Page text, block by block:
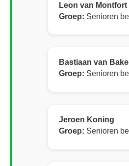
Leon van Montfort
Groep: Senioren
Bastiaan van
Groep: Senioren
Jeroen Koning
Groep: Senioren